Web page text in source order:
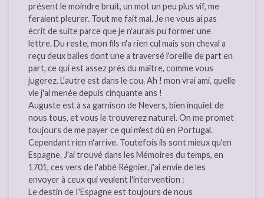
présent le moindre bruit, un mot un peu plus vif, me
feraient pleurer. Tout me fait mal. Je ne vous ai pas
écrit de suite parce que je n'aurais pu former une
lettre. Du reste, mon fils n'a rien cul mais son cheval a
reçu deux balles dont une a traversé l'oreille de part en
part, ce qui est assez près du maître, comme vous
jugerez. L'autre est dans le cou. Ah ! mon vrai ami, quelle
vie j'ai menée depuis cinquante ans !
Auguste est à sa garnison de Nevers, bien inquiet de
nous tous, et vous le trouverez naturel. On me promet
toujours de me payer ce qui m'est dû en Portugal.
Cependant rien n'arrive. Toutefois ils sont mieux qu'en
Espagne. J'ai trouvé dans les Mémoires du temps, en
1701, ces vers de l'abbé Régnier, j'ai envie de les
envoyer à ceux qui veulent l'intervention :
Le destin de I'Espagne est toujours de nous